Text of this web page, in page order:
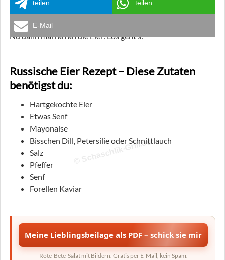
teilen teilen
E-Mail
Nu dann mal ran an die Eier: Los geht’s:
Russische Eier Rezept – Diese Zutaten
benötigst du:
Hartgekochte Eier
Etwas Senf
Mayonaise
Bisschen Dill, Petersilie oder Schnittlauch
Salz
Pfeffer
Senf
Forellen Kaviar
© Schaschlik-Grill.de
Meine Lieblingsbeilage als PDF – schick sie mir
Rote-Bete-Salat mit Bildern. Gratis per E-Mail, kein Spam.